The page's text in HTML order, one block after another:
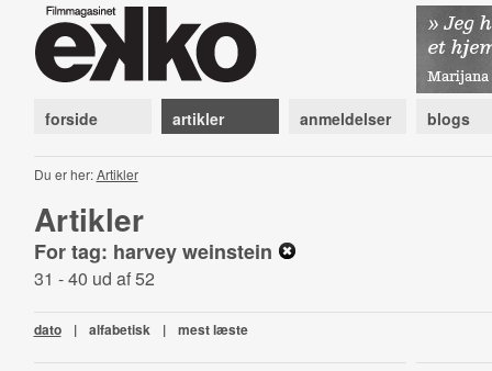
forside artikler anmeldelser blogs
Du er her:Artikler
Artikler
For tag: harvey weinstein
31 - 40 ud af 52
dato | alfabetisk | mest læste